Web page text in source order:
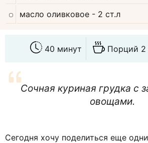
масло оливковое - 2 ст.л
40 минут Порций 2
Сочная куриная грудка с
овощами.
Сегодня хочу поделиться еще